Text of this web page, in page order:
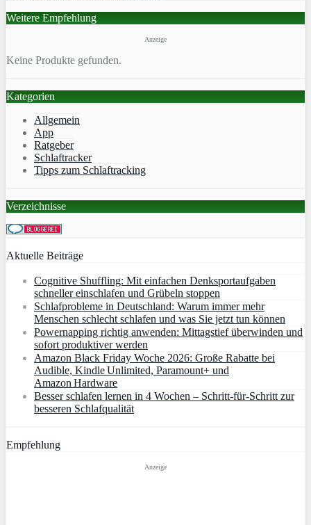
Weitere Empfehlung
Anzeige
Keine Produkte gefunden.
Kategorien
Allgemein
App
Ratgeber
Schlaftracker
Tipps zum Schlaftracking
Verzeichnisse
Aktuelle Beiträge
Cognitive Shuffling: Mit einfachen Denksportaufgaben
schneller einschlafen und Grübeln stoppen
Schlafprobleme in Deutschland: Warum immer mehr
Menschen schlecht schlafen und was Sie jetzt tun können
Powernapping richtig anwenden: Mittagstief überwinden und
sofort produktiver werden
Amazon Black Friday Woche 2026: Große Rabatte bei
Audible, Kindle Unlimited, Paramount+ und
Amazon Hardware
Besser schlafen lernen in 4 Wochen – Schritt‑für‑Schritt zur
besseren Schlafqualität
Empfehlung
Anzeige